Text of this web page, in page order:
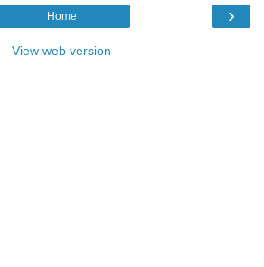
›
Home
View web version